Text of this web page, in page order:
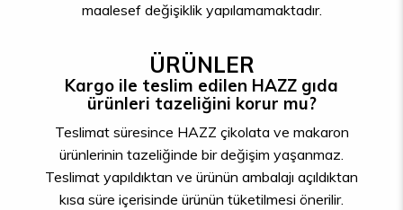
maalesef değişiklik yapılamamaktadır.
ÜRÜNLER
Kargo ile teslim edilen HAZZ gıda
ürünleri tazeliğini korur mu?
Teslimat süresince HAZZ çikolata ve makaron
ürünlerinin tazeliğinde bir değişim yaşanmaz.
Teslimat yapıldıktan ve ürünün ambalajı açıldıktan
kısa süre içerisinde ürünün tüketilmesi önerilir.